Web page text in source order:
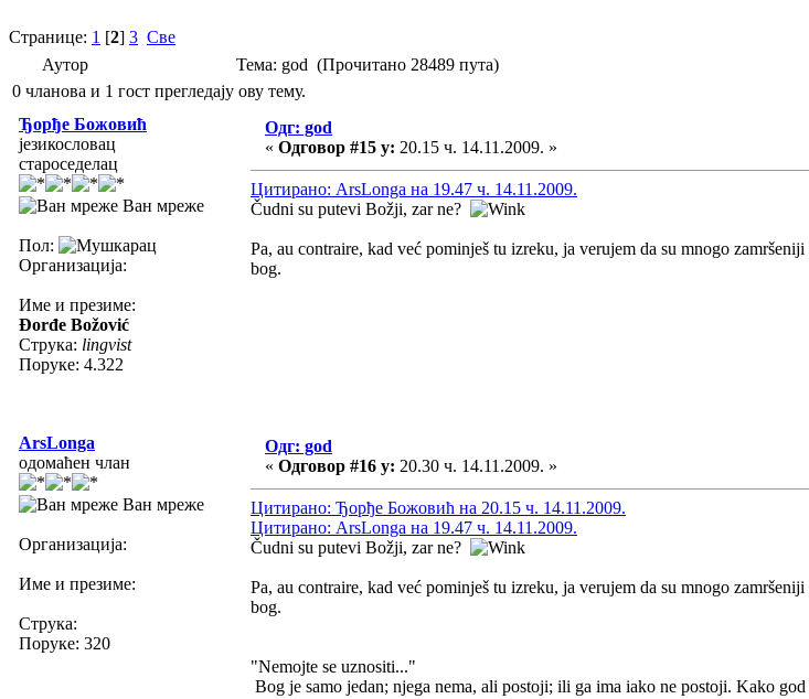
Странице: 1 [2] 3 Све
Аутор
Тема: god (Прочитано 28489 пута)
0 чланова и 1 гост прегледају ову тему.
Ђорђе Божовић
језикословац
староседелац
Ван мреже
Пол:
Организација:
Име и презиме:
Đorđe Božović
Струка: lingvist
Поруке: 4.322
Одг: god
« Одговор #15 у: 20.15 ч. 14.11.2009. »
Цитирано: ArsLonga на 19.47 ч. 14.11.2009.
Čudni su putevi Božji, zar ne?
Pa, au contraire, kad već pominješ tu izreku, ja verujem da su mnogo
bog.
ArsLonga
одомаћен члан
Ван мреже
Организација:
Име и презиме:
Струка:
Поруке: 320
Одг: god
« Одговор #16 у: 20.30 ч. 14.11.2009. »
Цитирано: Ђорђе Божовић на 20.15 ч. 14.11.2009.
Цитирано: ArsLonga на 19.47 ч. 14.11.2009.
Čudni su putevi Božji, zar ne?
Pa, au contraire, kad već pominješ tu izreku, ja verujem da su mnogo
bog.
"Nemojte se uznositi..."
Bog je samo jedan; njega nema, ali postoji; ili ga ima iako ne postoji. Kako